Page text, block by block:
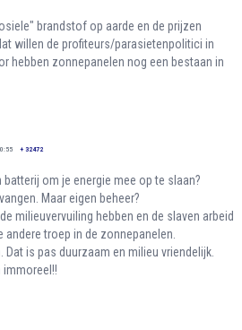
brandstof op aarde en de prijzen
willen de profiteurs/parasietenpolitici in
hebben zonnepanelen nog een bestaan in
+ 32472
batterij om je energie mee op te slaan?
Maar eigen beheer?
milieuvervuiling hebben en de slaven arbeid
andere troep in de zonnepanelen.
Dat is pas duurzaam en milieu vriendelijk.
immoreel!!